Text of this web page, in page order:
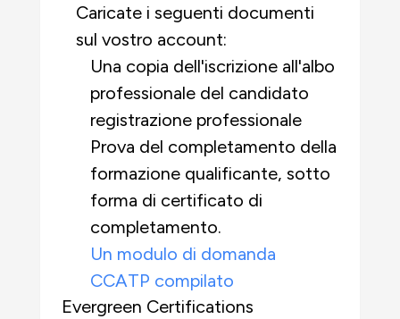
Caricate i seguenti documenti
sul vostro account:
Una copia dell'iscrizione all'albo
professionale del candidato
registrazione professionale
Prova del completamento della
formazione qualificante, sotto
forma di certificato di
completamento.
Un modulo di domanda
CCATP compilato
Evergreen Certifications